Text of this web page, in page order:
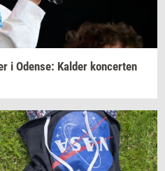
i Oden­se: Kal­der kon­cer­ten